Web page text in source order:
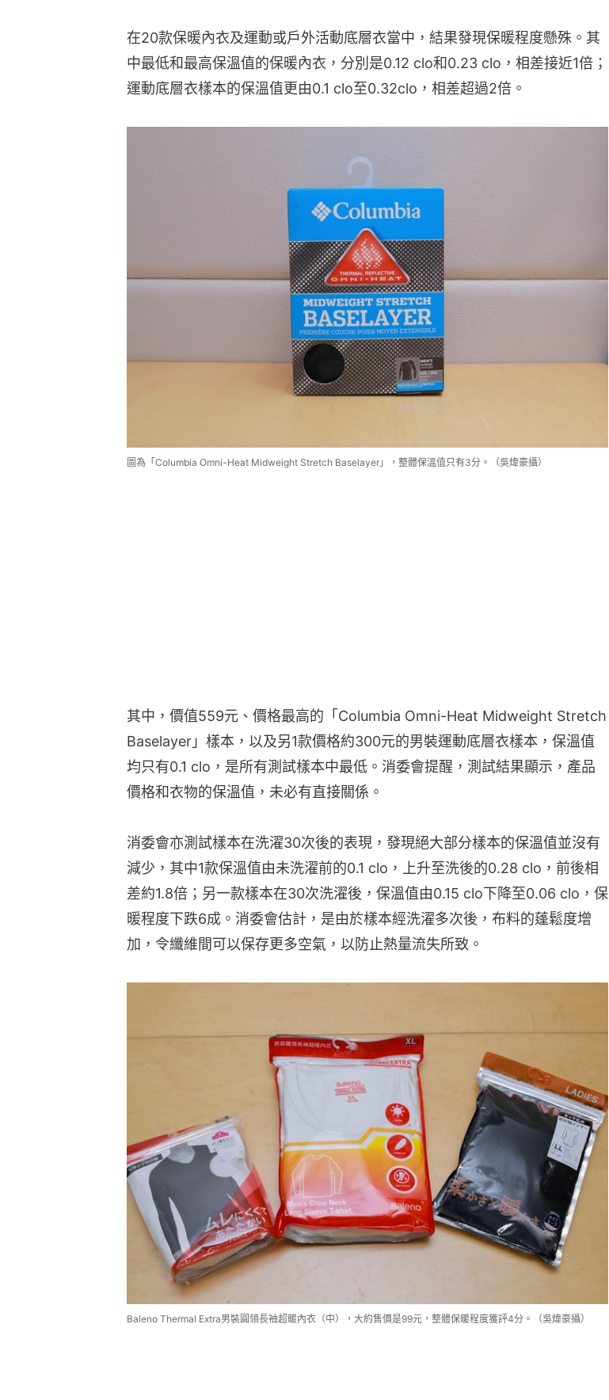
在20款保暖內衣及運動或戶外活動底層衣當中，結果發現保暖程度懸殊。其
中最低和最高保溫值的保暖內衣，分別是0.12 clo和0.23 clo，相差接近1倍；
運動底層衣樣本的保溫值更由0.1 clo至0.32clo，相差超過2倍。
圖為「Columbia Omni-Heat Midweight Stretch Baselayer」，整體保溫值只有3分。（吳煒豪攝）
其中，價值559元、價格最高的「Columbia Omni-Heat Midweight Stretch
Baselayer」樣本，以及另1款價格約300元的男裝運動底層衣樣本，保溫值
均只有0.1 clo，是所有測試樣本中最低。消委會提醒，測試結果顯示，產品
價格和衣物的保溫值，未必有直接關係。
消委會亦測試樣本在洗濯30次後的表現，發現絕大部分樣本的保溫值並沒有
減少，其中1款保溫值由未洗濯前的0.1 clo，上升至洗後的0.28 clo，前後相
差約1.8倍；另一款樣本在30次洗濯後，保溫值由0.15 clo下降至0.06 clo，保
暖程度下跌6成。消委會估計，是由於樣本經洗濯多次後，布料的蓬鬆度增
加，令纖維間可以保存更多空氣，以防止熱量流失所致。
Baleno Thermal Extra男裝圓領長袖超暖內衣（中），大約售價是99元，整體保暖程度獲評4分。（吳煒豪攝）